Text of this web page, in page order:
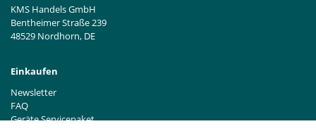
KMS Handels GmbH
Bentheimer Straße 239
48529 Nordhorn, DE
Einkaufen
Newsletter
FAQ
Geräte Servicepaket